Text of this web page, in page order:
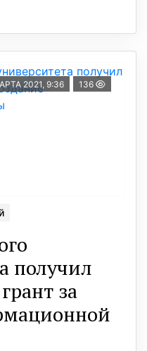
2021, 9:36 136
получил
за